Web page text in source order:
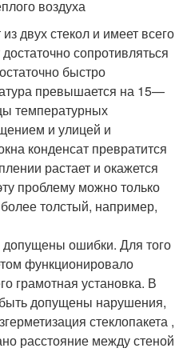
воздуха
двух стекол и имеет всего
сопротивляться
быстро
превышается на 15—
температурных
и улицей и
конденсат превратится
растает и окажется
проблему можно только
толстый, например,
ошибки. Для того
функционировало
грамотная установка. В
допущены нарушения,
стеклопакета ,
расстояние между стеной